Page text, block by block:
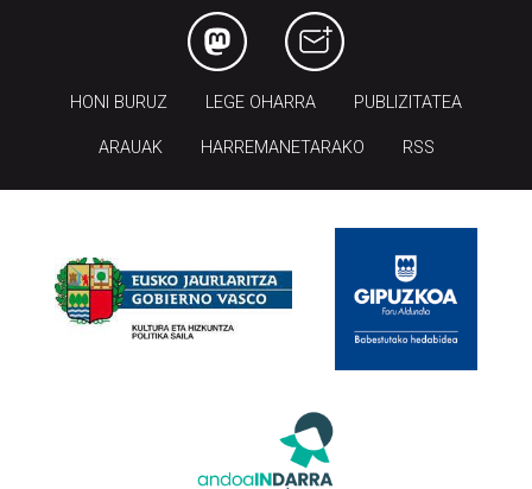
HONI BURUZ LEGE OHARRA PUBLIZITATEA
ARAUAK HARREMANETARAKO RSS